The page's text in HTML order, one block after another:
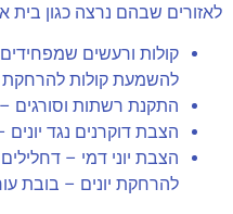
לאזורים שבהם נרצה כגון בית
קולות ורעשים
להשמעת קולות להרחקת
התקנת רשתות וסורגים
הצבת דוקרנים נגד
הצבת יוני דמי –
להרחקת יונים – בובת